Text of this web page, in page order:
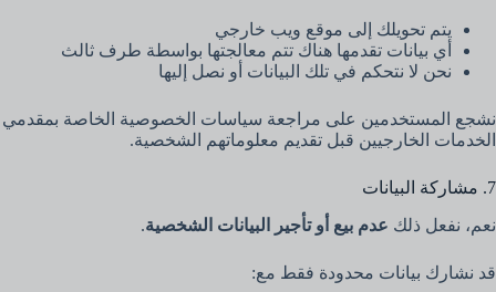
يتم تحويلك إلى موقع ويب خارجي
أي بيانات تقدمها هناك تتم معالجتها بواسطة طرف ثالث
نحن لا نتحكم في تلك البيانات أو نصل إليها
نشجع المستخدمين على مراجعة سياسات الخصوصية الخاصة بمقدمي
الخدمات الخارجيين قبل تقديم معلوماتهم الشخصية.
7. مشاركة البيانات
نعم، نفعل ذلك عدم بيع أو تأجير البيانات الشخصية.
قد نشارك بيانات محدودة فقط مع: